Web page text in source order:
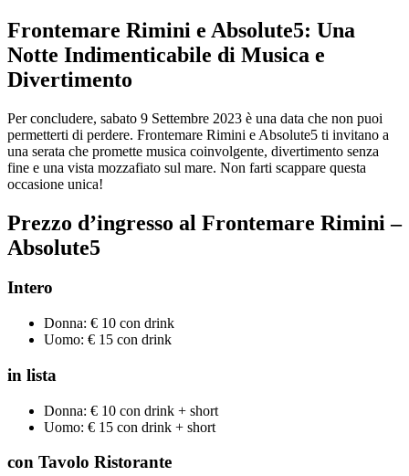
Frontemare Rimini e Absolute5: Una
Notte Indimenticabile di Musica e
Divertimento
Per concludere, sabato 9 Settembre 2023 è una data che non puoi
permetterti di perdere. Frontemare Rimini e Absolute5 ti invitano a
una serata che promette musica coinvolgente, divertimento senza
fine e una vista mozzafiato sul mare. Non farti scappare questa
occasione unica!
Prezzo d’ingresso al Frontemare Rimini –
Absolute5
Intero
Donna: € 10 con drink
Uomo: € 15 con drink
in lista
Donna: € 10 con drink + short
Uomo: € 15 con drink + short
con Tavolo Ristorante